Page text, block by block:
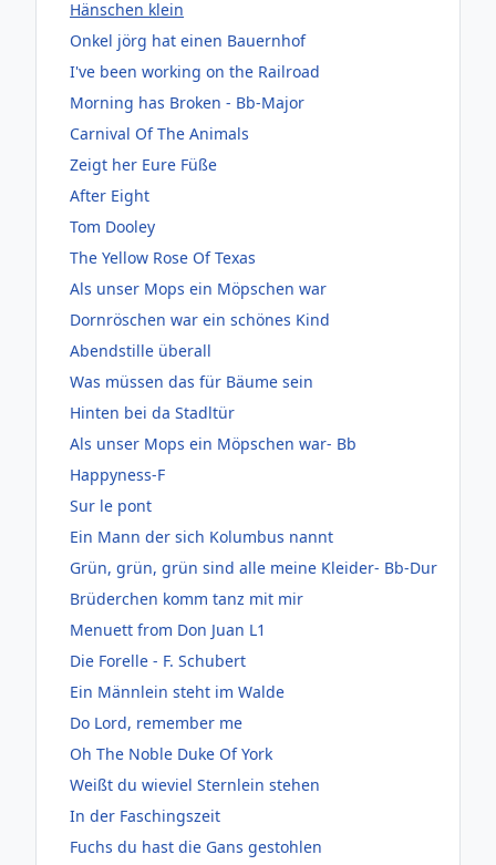
Hänschen klein
Onkel jörg hat einen Bauernhof
I've been working on the Railroad
Morning has Broken - Bb-Major
Carnival Of The Animals
Zeigt her Eure Füße
After Eight
Tom Dooley
The Yellow Rose Of Texas
Als unser Mops ein Möpschen war
Dornröschen war ein schönes Kind
Abendstille überall
Was müssen das für Bäume sein
Hinten bei da Stadltür
Als unser Mops ein Möpschen war- Bb
Happyness-F
Sur le pont
Ein Mann der sich Kolumbus nannt
Grün, grün, grün sind alle meine Kleider- Bb-Dur
Brüderchen komm tanz mit mir
Menuett from Don Juan L1
Die Forelle - F. Schubert
Ein Männlein steht im Walde
Do Lord, remember me
Oh The Noble Duke Of York
Weißt du wieviel Sternlein stehen
In der Faschingszeit
Fuchs du hast die Gans gestohlen